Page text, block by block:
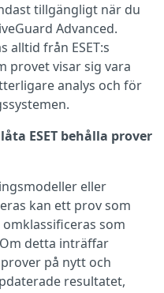
tillgängligt när du
Advanced.
alltid från ESET:s
provet visar sig vara
analys och för
ESET behålla prover
eller
kan ett prov som
som
detta inträffar
på nytt och
resultatet,